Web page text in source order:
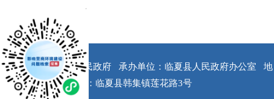
版权所有：临夏县人民政府 承办单位：临夏县人民政府办公室
地
址：临夏县韩集镇莲花路3号
x